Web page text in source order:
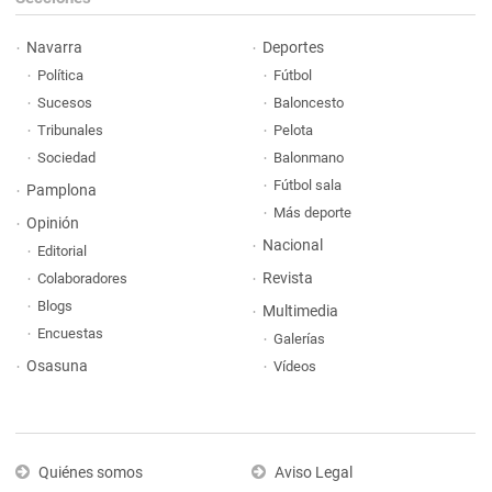
Navarra
Política
Sucesos
Tribunales
Sociedad
Pamplona
Opinión
Editorial
Colaboradores
Blogs
Encuestas
Osasuna
Deportes
Fútbol
Baloncesto
Pelota
Balonmano
Fútbol sala
Más deporte
Nacional
Revista
Multimedia
Galerías
Vídeos
Quiénes somos Aviso Legal